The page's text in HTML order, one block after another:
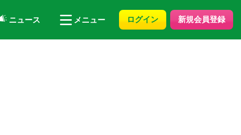
ニュース メニュー ログイン 新規会員登録